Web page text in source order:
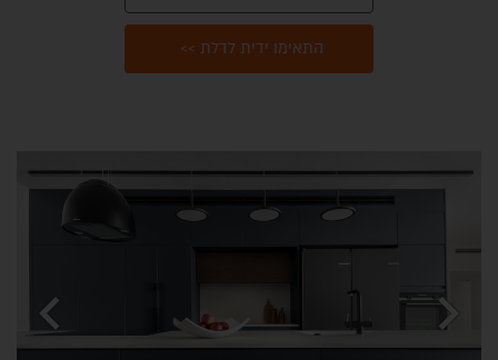
תכנון נגרות הבית והמטבח
התאימו ידית לדלת >>
chevron_left chevron_right